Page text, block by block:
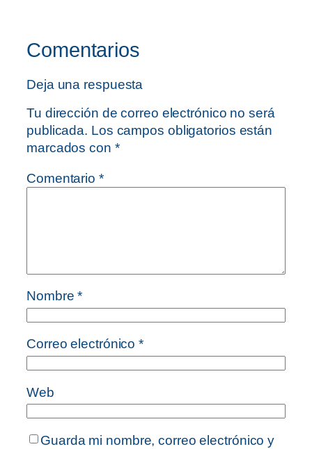
Comentarios
Deja una respuesta
Tu dirección de correo electrónico no será
publicada. Los campos obligatorios están
marcados con *
Comentario *
Nombre*
Correo electrónico*
Web
Guarda mi nombre, correo electrónico y